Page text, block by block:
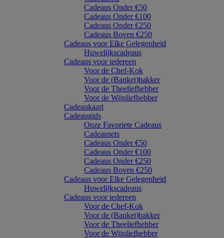
Cadeaus Onder €50
Cadeaus Onder €100
Cadeaus Onder €250
Cadeaus Boven €250
Cadeaus voor Elke Gelegenheid
Huwelijkscadeaus
Cadeaus voor iedereen
Voor de Chef-Kok
Voor de (Banket)bakker
Voor de Theeliefhebber
Voor de Wijnliefhebber
Cadeaukaart
Cadeaugids
Onze Favoriete Cadeaus
Cadeausets
Cadeaus Onder €50
Cadeaus Onder €100
Cadeaus Onder €250
Cadeaus Boven €250
Cadeaus voor Elke Gelegenheid
Huwelijkscadeaus
Cadeaus voor iedereen
Voor de Chef-Kok
Voor de (Banket)bakker
Voor de Theeliefhebber
Voor de Wijnliefhebber